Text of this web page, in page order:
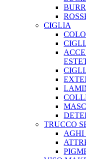
CIGLIA
TRUCCO
AGHI